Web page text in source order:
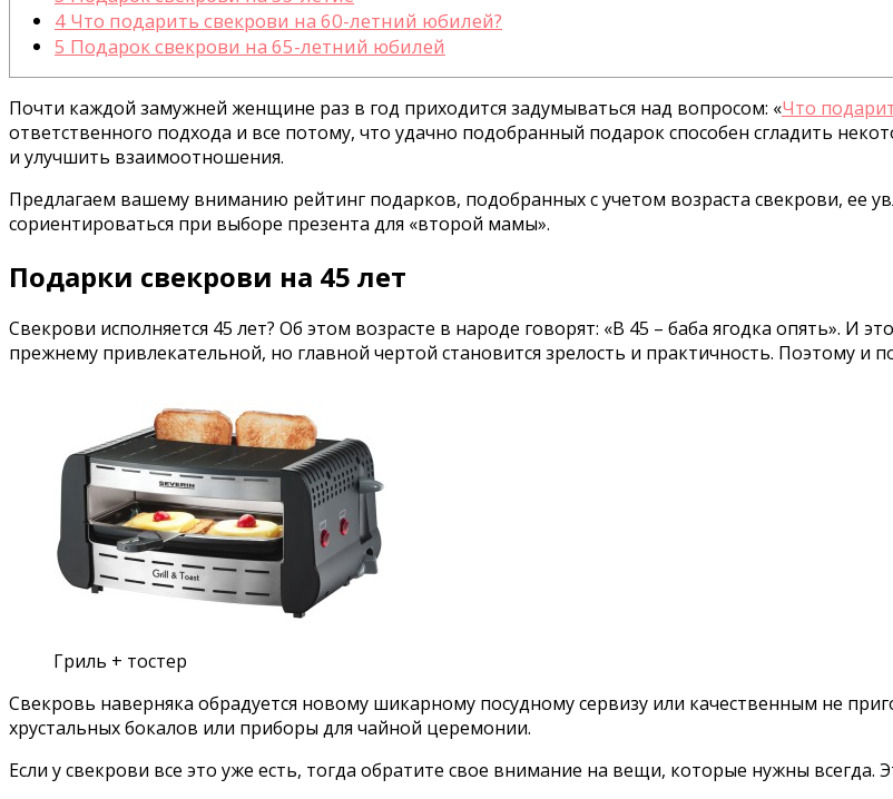
4 Что подарить свекрови на 60-летний юбилей?
5 Подарок свекрови на 65-летний юбилей
Почти каждой замужней женщине раз в год приходится задумываться над вопросом: «Что
ответственного подхода и все потому, что удачно подобранный подарок способен сгладить
и улучшить взаимоотношения.
Предлагаем вашему вниманию рейтинг подарков, подобранных с учетом возраста свекрови, ее
сориентироваться при выборе презента для «второй мамы».
Подарки свекрови на 45 лет
Свекрови исполняется 45 лет? Об этом возрасте в народе говорят: «В 45 – баба ягодка опять». И
прежнему привлекательной, но главной чертой становится зрелость и практичность. Поэтому и
Гриль + тостер
Свекровь наверняка обрадуется новому шикарному посудному сервизу или качественным не
хрустальных бокалов или приборы для чайной церемонии.
Если у свекрови все это уже есть, тогда обратите свое внимание на вещи, которые нужны всегда.